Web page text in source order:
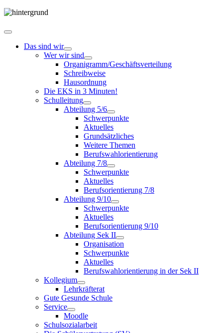
Das sind wir
Wer wir sind
Organigramm/Geschäftsverteilung
Schreibweise
Hausordnung
Die EKS in 3 Minuten!
Schulleitung
Abteilung 5/6
Schwerpunkte
Aktuelles
Grundsätzliches
Weitere Themen
Berufswahlorientierung
Abteilung 7/8
Schwerpunkte
Aktuelles
Berufsorientierung 7/8
Abteilung 9/10
Schwerpunkte
Aktuelles
Berufsorientierung 9/10
Abteilung Sek II
Organisation
Schwerpunkte
Aktuelles
Berufswahlorientierung in der Sek II
Kollegium
Lehrkräfterat
Gute Gesunde Schule
Service
Moodle
Schulsozialarbeit